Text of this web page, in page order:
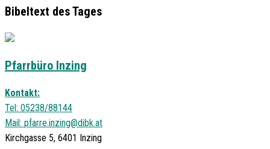
Bibeltext des Tages
Pfarrbüro Inzing
Kontakt:
Tel: 05238/88144
Mail: pfarre.inzing@dibk.at
Kirchgasse 5, 6401 Inzing